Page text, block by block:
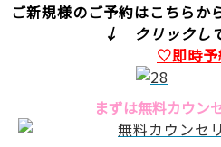
ご新規様のご予約はこちらか
↓ クリックし
♡即時
まずは無料カウン